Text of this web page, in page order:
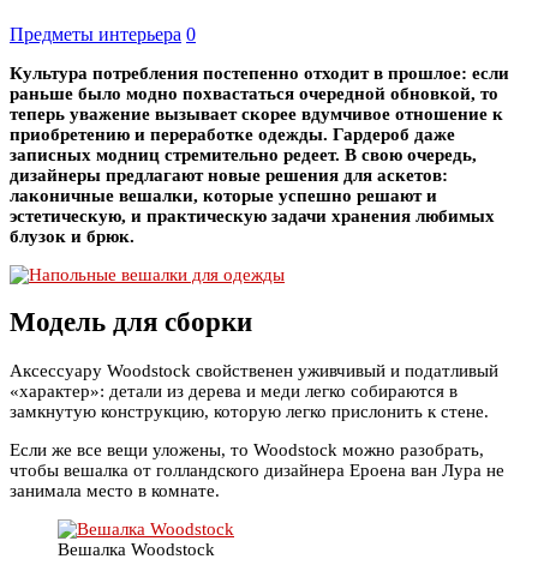
Предметы интерьера 0
Культура потребления постепенно отходит в прошлое: если
раньше было модно похвастаться очередной обновкой, то
теперь уважение вызывает скорее вдумчивое отношение к
приобретению и переработке одежды. Гардероб даже
записных модниц стремительно редеет. В свою очередь,
дизайнеры предлагают новые решения для аскетов:
лаконичные вешалки, которые успешно решают и
эстетическую, и практическую задачи хранения любимых
блузок и брюк.
Модель для сборки
Аксессуару Woodstock свойственен уживчивый и податливый
«характер»: детали из дерева и меди легко собираются в
замкнутую конструкцию, которую легко прислонить к стене.
Если же все вещи уложены, то Woodstock можно разобрать,
чтобы вешалка от голландского дизайнера Ероена ван Лура не
занимала место в комнате.
Вешалка Woodstock